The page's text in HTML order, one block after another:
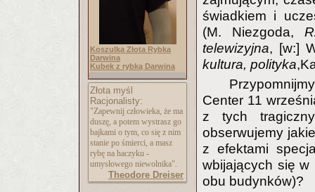
Koszulka Złota Rybka
Darwina
Kubek z rybką Darwina
Złota myśl
Racjonalisty:
"Zapewnij człowieka, że ma
duszę, a potem wystrasz go
bajkami o tym, co się z nim
stanie po śmierci, a masz
rybę na haczyku -
umysłowego niewolnika".
Theodore Dreiser
świadkiem i
(M. Niezgoda,
telewizyjna, [w:]
kultura, polityka
Center 11
z tych
obserwujemy
z efektami
wbijających się w
obu budynków)?